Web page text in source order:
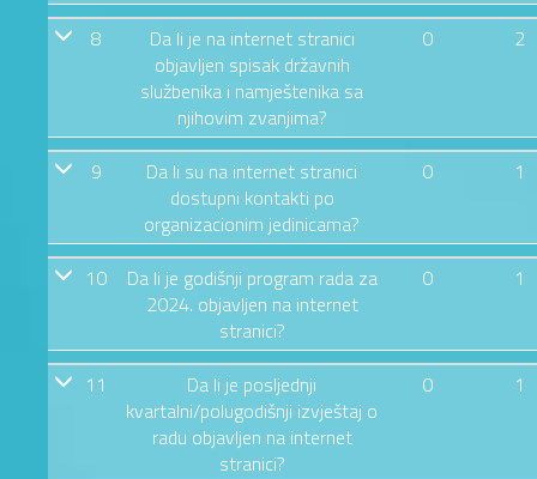
8
Da li je na internet stranici
objavljen spisak državnih
službenika i namještenika sa
njihovim zvanjima?
0 2
9
Da li su na internet stranici
dostupni kontakti po
organizacionim jedinicama?
0 1
10
Da li je godišnji program rada za
2024. objavljen na internet
stranici?
0 1
11
Da li je posljednji
kvartalni/polugodišnji izvještaj o
radu objavljen na internet
stranici?
0 1